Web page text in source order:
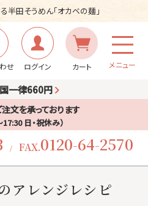
田そうめん「オカベの麺」
せ ログイン カート メニュー
一律660円
注文を承っております
日・祝休み）
/ FAX.0120-64-2570
アレンジレシピ